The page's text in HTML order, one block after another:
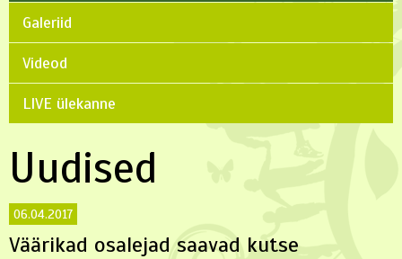
Galeriid
Videod
LIVE ülekanne
Uudised
06.04.2017
Väärikad osalejad saavad kutse